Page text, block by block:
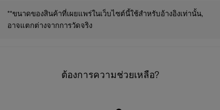
**ขนาดของสินค้าที่เผยแพร่ในเว็บไซต์นี้ใช้สำหรับอ้างอิงเท่านั้น,
อาจแตกต่างจากการวัดจริง
ต้องการความช่วยเหลือ?